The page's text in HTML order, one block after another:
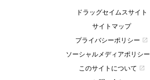
ドラッグセイムスサイト
サイトマップ
プライバシーポリシー
open_in_new
ソーシャルメディアポリシー
このサイトについて open_in_new